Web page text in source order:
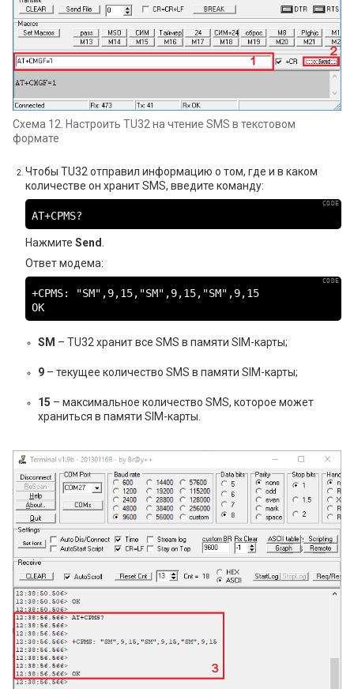
Схема 12. Настроить TU32 на чтение SMS в текстовом
формате
Чтобы TU32 отправил информацию о том, где и в каком
количестве он хранит SMS, введите команду:
AT+CPMS?
Нажмите Send
Ответ модема:
+CPMS: "SM",9,15,"SM",9,15,"SM",9,15
OK
SM – TU32 хранит все SMS в памяти SIM-карты;
9 – текущее количество SMS в памяти SIM-карты;
15 – максимальное количество SMS, которое может
храниться в памяти SIM-карты.